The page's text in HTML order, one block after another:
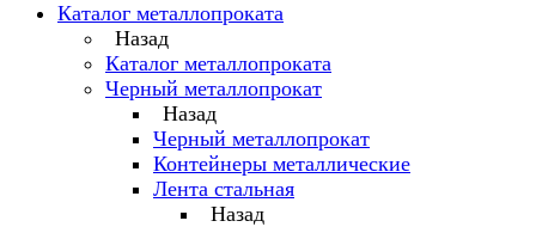
Каталог металлопроката
Назад
Каталог металлопроката
Черный металлопрокат
Назад
Черный металлопрокат
Контейнеры металлические
Лента стальная
Назад